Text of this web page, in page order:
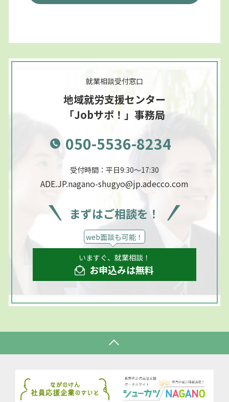
就業相談受付窓口
地域就労支援センター
「Jobサポ！」事務局
050-5536-8234
受付時間：平日9:30～17:30
ADE.JP.nagano-shugyo@jp.adecco.com
まずはご相談を！
web面談も可能！
いますぐ、就業相談！
お申込みは無料